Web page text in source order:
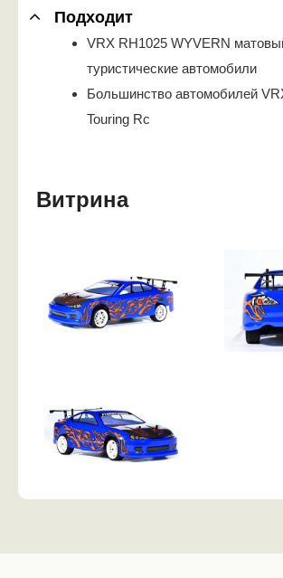
Подходит
VRX RH1025 WYVERN
туристические автомобили
Большинство автомобилей
Touring Rc
Витрина